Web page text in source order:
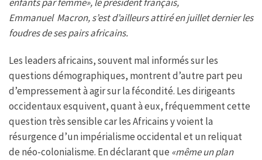
Emmanuel Macron, s’est d’ailleurs attiré en juillet dernier les
foudres de ses pairs africains.
Les leaders africains, souvent mal informés sur les
questions démographiques, montrent d’autre part peu
d’empressement à agir sur la fécondité. Les dirigeants
occidentaux esquivent, quant à eux, fréquemment cette
question très sensible car les Africains y voient la
résurgence d’un impérialisme occidental et un reliquat
de néo-colonialisme. En déclarant que «même un plan